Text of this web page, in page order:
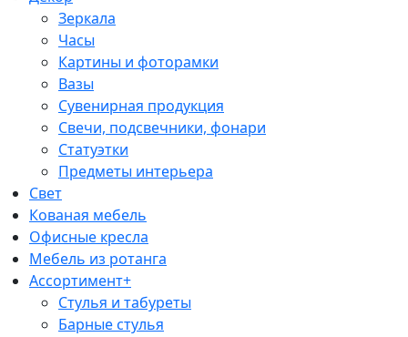
Зеркала
Часы
Картины и фоторамки
Вазы
Сувенирная продукция
Свечи, подсвечники, фонари
Статуэтки
Предметы интерьера
Свет
Кованая мебель
Офисные кресла
Мебель из ротанга
Ассортимент+
Стулья и табуреты
Барные стулья